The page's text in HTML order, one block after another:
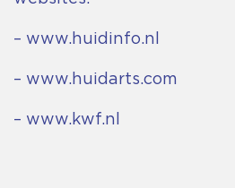
– www.huidinfo.nl
– www.huidarts.com
– www.kwf.nl